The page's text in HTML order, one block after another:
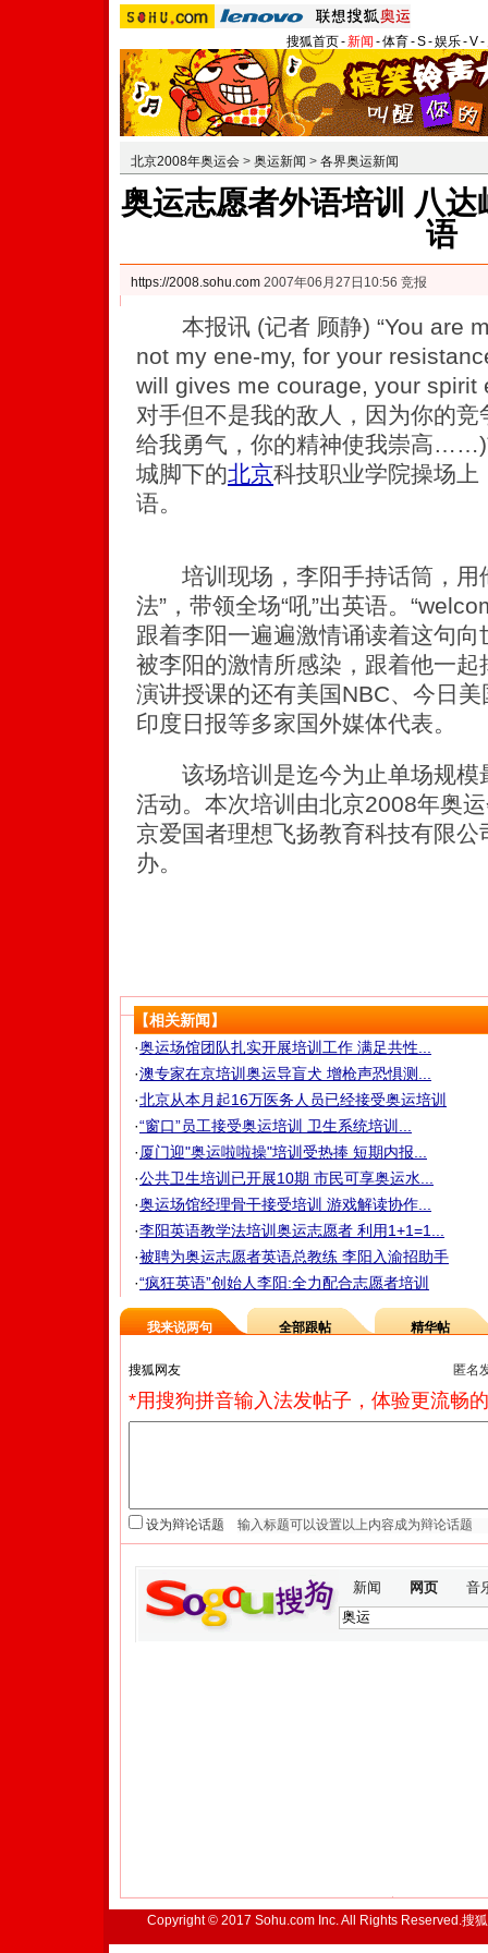
搜狐首页-新闻 -体育-S-娱乐-V-
北京2008年奥运会 > 奥运新闻 > 各界奥运新闻
奥运志愿者外语培训 八
语
https://2008.sohu.com 2007年06月27日10:56 竞报
本报讯 (记者 顾静) “You are
not my ene-my, for your
will gives me courage, your
对手但不是我的敌人，因为你的
给我勇气，你的精神使我崇高
城脚下的北京科技职业学院操场上
语。
培训现场，李阳手持话筒，用
法”，带领全场“吼”出英语。
跟着李阳一遍遍激情诵读着这句
被李阳的激情所感染，跟着他一
演讲授课的还有美国NBC、今日
印度日报等多家国外媒体代表。
该场培训是迄今为止单场规模
活动。本次培训由北京2008年奥
京爱国者理想飞扬教育科技有限
办。
【相关新闻】
·奥运场馆团队扎实开展培训工作 满足共性...
·澳专家在京培训奥运导盲犬 增枪声恐惧测...
·北京从本月起16万医务人员已经接受奥运培训
·“窗口”员工接受奥运培训 卫生系统培训...
· 厦门迎"奥运啦啦操"培训受热捧 短期内报...
·公共卫生培训已开展10期 市民可享奥运水...
·奥运场馆经理骨干接受培训 游戏解读协作...
·李阳英语教学法培训奥运志愿者 利用1+1=1...
·被聘为奥运志愿者英语总教练 李阳入渝招助手
·“疯狂英语”创始人李阳:全力配合志愿者培训
我来说两句 全部跟帖 精华帖
匿名
*用搜狗拼音输入法发帖子，体验更流畅
设为辩论话题
新闻 网页 音
Copyright © 2017 Sohu.com Inc. All Rights Reserved.搜